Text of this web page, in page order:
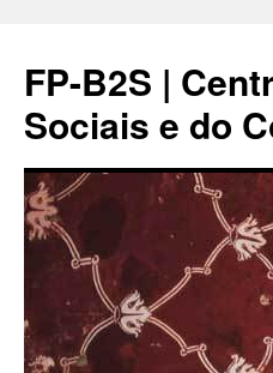
FP-B2S |
Sociais e do